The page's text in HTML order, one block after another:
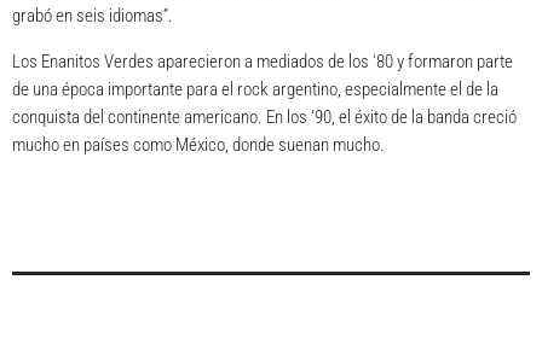
grabó en seis idiomas”.
Los Enanitos Verdes aparecieron a mediados de los ‘80 y formaron parte
de una época importante para el rock argentino, especialmente el de la
conquista del continente americano. En los ‘90, el éxito de la banda creció
mucho en países como México, donde suenan mucho.